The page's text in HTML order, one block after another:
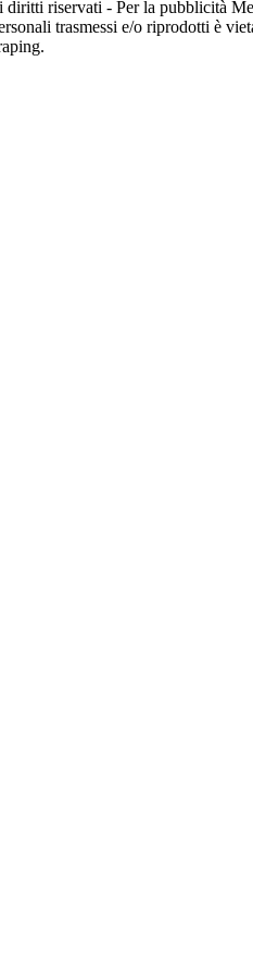
riservati - Per la pubblicità
trasmessi e/o riprodotti è